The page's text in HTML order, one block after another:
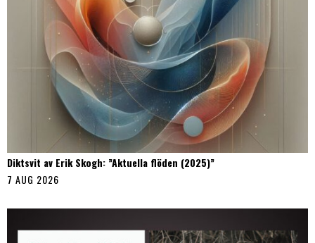
Diktsvit av Erik Skogh: ”Aktuella flöden (2025)”
7 AUG 2026